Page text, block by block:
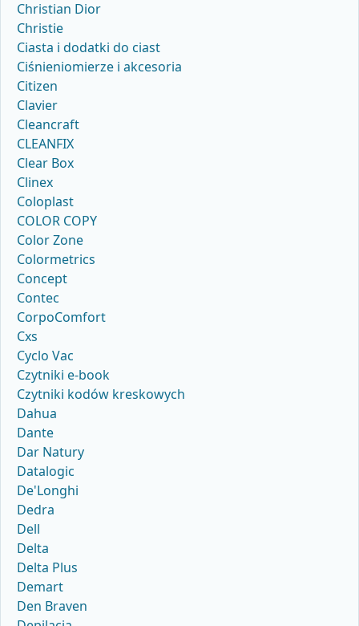
Christian Dior
Christie
Ciasta i dodatki do ciast
Ciśnieniomierze i akcesoria
Citizen
Clavier
Cleancraft
CLEANFIX
Clear Box
Clinex
Coloplast
COLOR COPY
Color Zone
Colormetrics
Concept
Contec
CorpoComfort
Cxs
Cyclo Vac
Czytniki e-book
Czytniki kodów kreskowych
Dahua
Dante
Dar Natury
Datalogic
De'Longhi
Dedra
Dell
Delta
Delta Plus
Demart
Den Braven